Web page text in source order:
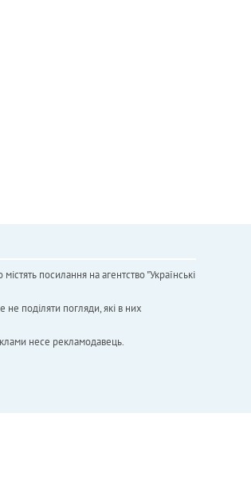
посилання на агентство "Українськi
поділяти погляди, які в них
несе рекламодавець.